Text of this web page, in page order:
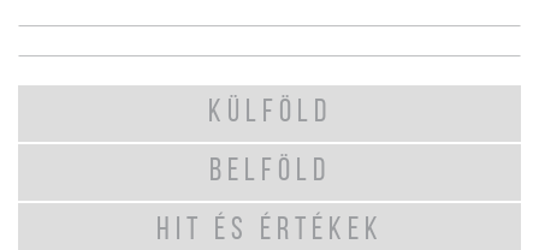
KÜLFÖLD
BELFÖLD
HIT ÉS ÉRTÉKEK